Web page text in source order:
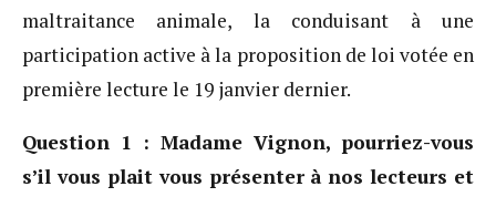
maltraitance animale, la conduisant à une
participation active à la proposition de loi votée en
première lecture le 19 janvier dernier.
Question 1 : Madame Vignon, pourriez-vous
s’il vous plait vous présenter à nos lecteurs et